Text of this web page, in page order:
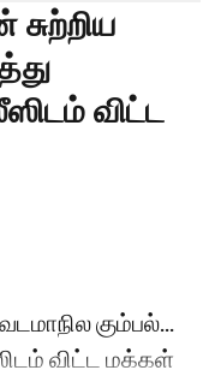
விட்ட
கும்பல்...
விட்ட மக்கள்